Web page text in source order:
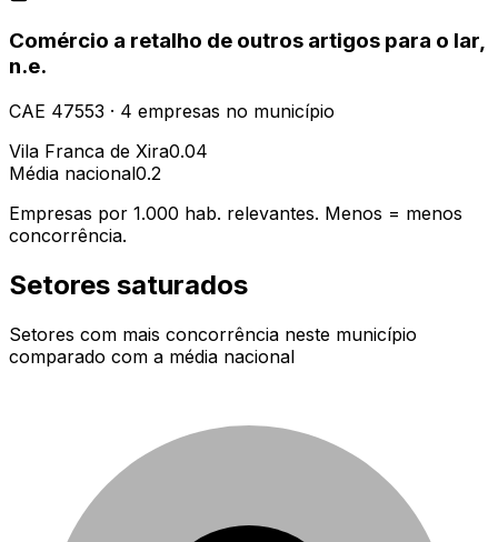
Comércio a retalho de outros artigos para o lar,
n.e.
CAE 47553 · 4 empresas no município
Vila Franca de Xira0.04
Média nacional0.2
Empresas por 1.000 hab. relevantes. Menos = menos
concorrência.
Setores saturados
Setores com mais concorrência neste município
comparado com a média nacional